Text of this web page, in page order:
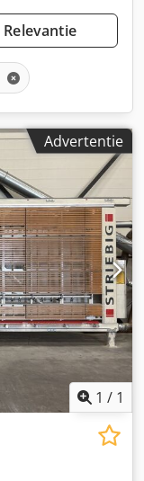
Relevantie
Advertentie
1 / 1